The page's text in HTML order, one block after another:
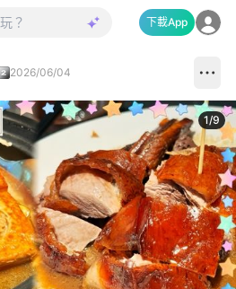
下載App
2026/06/04
1/9